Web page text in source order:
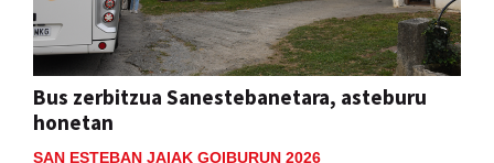
Bus zerbitzua Sanestebanetara, asteburu
honetan
SAN ESTEBAN JAIAK GOIBURUN 2026